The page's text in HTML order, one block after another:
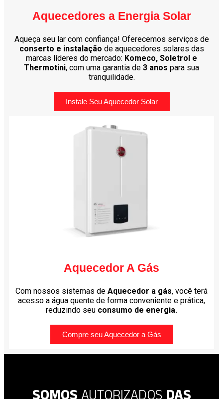
Aquecedores a Energia Solar
Aqueça seu lar com confiança! Oferecemos serviços de
conserto e instalação de aquecedores solares das
marcas líderes do mercado: Komeco, Soletrol e
Thermotini, com uma garantia de 3 anos para sua
tranquilidade.
Instale Seu Aquecedor Solar
Aquecedor A Gás
Com nossos sistemas de Aquecedor a gás, você terá
acesso a água quente de forma conveniente e prática,
reduzindo seu consumo de energia.
Compre seu Aquecedor a Gás